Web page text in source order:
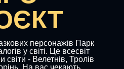
персонажів Парк
у світі. Це всесвіт
світи - Велетнів, Тролів
На вас чекають